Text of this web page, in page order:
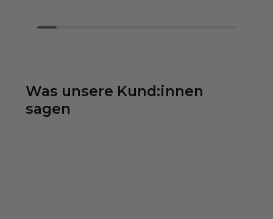
Was unsere Kund:innen
sagen